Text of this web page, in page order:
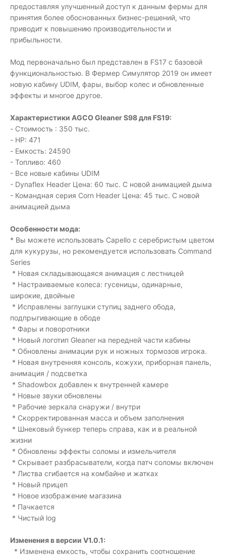
предоставляя улучшенный доступ к данным фермы для
принятия более обоснованных бизнес-решений, что
приводит к повышению производительности и
прибыльности.
Мод первоначально был представлен в FS17 с базовой
функциональностью. В Фермер Симулятор 2019 он имеет
новую кабину UDIM, фары, выбор колес и обновленные
эффекты и многое другое.
Характеристики AGCO Gleaner S98 для FS19:
- Стоимость : 350 тыс.
- HP: 471
- Емкость: 24590
- Топливо: 460
- Все новые кабины UDIM
- Dynaflex Header Цена: 60 ​​тыс. С новой анимацией дыма
- Командная серия Corn Header Цена: 45 тыс. С новой
анимацией дыма
Особенности мода:
* Вы можете использовать Capello с серебристым цветом
для кукурузы, но рекомендуется использовать Command
Series
* Новая складывающаяся анимация с лестницей
* Настраиваемые колеса: гусеницы, одинарные,
широкие, двойные
* Исправлены заглушки ступиц заднего обода,
подпрыгивающие в ободе
* Фары и поворотники
* Новый логотип Gleaner на передней части кабины
* Обновлены анимации рук и ножных тормозов игрока.
* Новая внутренняя консоль, кожухи, приборная панель,
анимация / подсветка
* Shadowbox добавлен к внутренней камере
* Новые звуки обновлены
* Рабочие зеркала снаружи / внутри
* Скорректированная масса и объем заполнения
* Шнековый бункер теперь справа, как и в реальной
жизни
* Обновлены эффекты соломы и измельчителя
* Скрывает разбрасыватели, когда патч соломы включен
* Листва сгибается на комбайне и жатках
* Новый прицеп
* Новое изображение магазина
* Пачкается
* Чистый log
Изменения в версии V1.0.1:
* Изменена емкость, чтобы сохранить соотношение